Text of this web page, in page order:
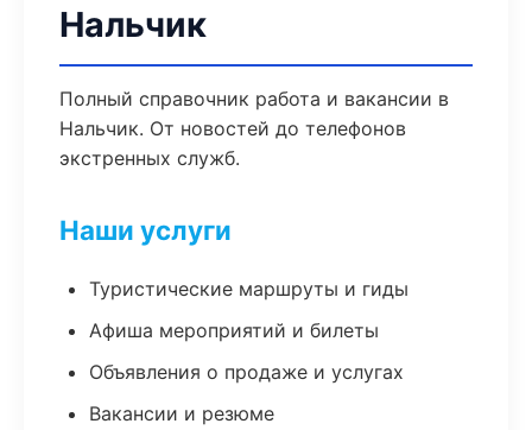
Нальчик
Полный справочник работа и вакансии в
Нальчик. От новостей до телефонов
экстренных служб.
Наши услуги
Туристические маршруты и гиды
Афиша мероприятий и билеты
Объявления о продаже и услугах
Вакансии и резюме